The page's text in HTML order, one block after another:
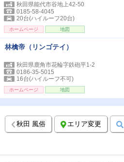
秋田県能代市谷地上42-50
0185-58-4045
20台(ハイルーフ20台)
ホームページ 地図
林檎帝（リンゴテイ）
秋田県鹿角市花輪字鉄砲平1-2
0186-35-5015
16台(ハイルーフ不可)
ホームページ 地図
秋田 風俗 エリア変更